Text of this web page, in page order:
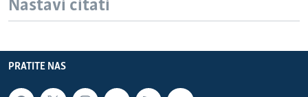
Nastavi čitati
PRATITE NAS